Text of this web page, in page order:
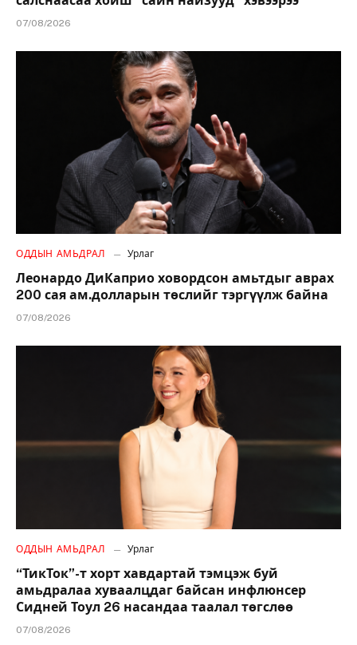
07/08/2026
ОДДЫН АМЬДРАЛ Урлаг
Леонардо ДиКаприо ховордсон амьтдыг аврах
200 сая ам.долларын төслийг тэргүүлж байна
07/08/2026
ОДДЫН АМЬДРАЛ Урлаг
“ТикТок”-т хорт хавдартай тэмцэж буй
амьдралаа хуваалцдаг байсан инфлюнсер
Сидней Тоул 26 насандаа таалал төгслөө
07/08/2026